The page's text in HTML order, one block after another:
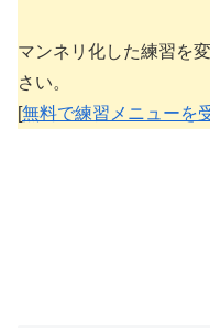
マンネリ化した練習を
さい。
[無料で練習メニューを